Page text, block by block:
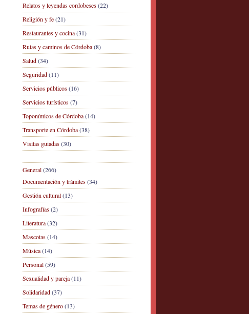
Relatos y leyendas cordobeses(22)
Religión y fe(21)
Restaurantes y cocina(31)
Rutas y caminos de Córdoba(8)
Salud(34)
Seguridad(11)
Servicios públicos(16)
Servicios turísticos(7)
Toponímicos de Córdoba(14)
Transporte en Córdoba(38)
Visitas guiadas(30)
General(266)
Documentación y trámites(34)
Gestión cultural(13)
Infografías(2)
Literatura(32)
Mascotas(14)
Música(14)
Personal(59)
Sexualidad y pareja(11)
Solidaridad(37)
Temas de género(13)